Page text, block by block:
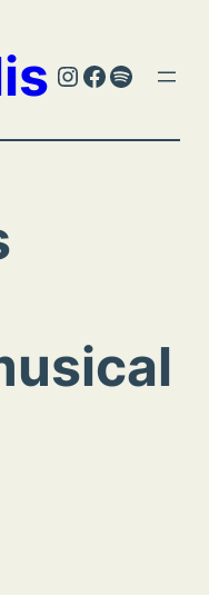
Instagram
Facebook
Spotify